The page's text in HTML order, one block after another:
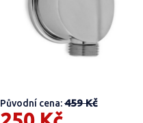
Původní cena:459 Kč